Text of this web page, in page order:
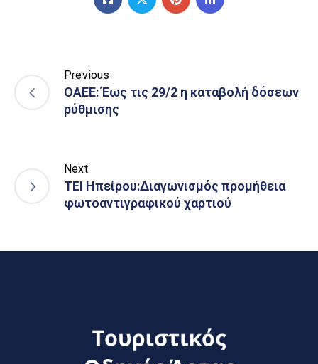
Previous
ΟΑΕΕ: Έως τις 29/2 η καταβολή δόσεων
ρύθμισης
Next
ΤΕΙ Ηπείρου:Διαγωνισμός προμήθεια
φωτοαντιγραφικού χαρτιού